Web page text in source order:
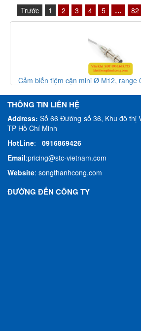
Trước
1 2 3 4 5 … 82
Cảm biến tiệm cận mini Ø M12, range
THÔNG TIN LIÊN HỆ
Address:Số 66 Đường số 36, Khu đô thị
TP Hồ Chí Minh
HotLine: 0916869426
Email:pricing@stc-vietnam.com
Website: songthanhcong.com
ĐƯỜNG ĐẾN CÔNG TY